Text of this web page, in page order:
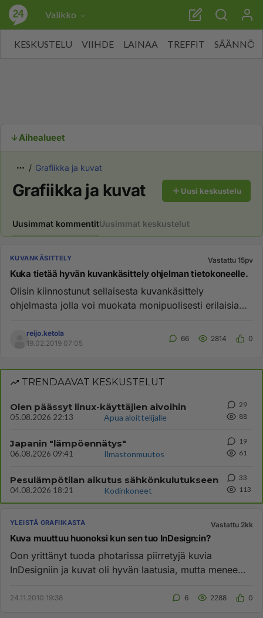
Valikko
KESKUSTELU VIIHDE LAINAA TREFFIT SÄÄNNÖT
Aihealueet
Grafiikka ja kuvat
Grafiikka ja kuvat Uusi keskustelu
Uusimmat kommentitUusimmat keskustelut
KUVANKÄSITTELY Vastattu 15pv
Kuka tietää hyvän kuvankäsittely ohjelman tietokoneelle.
Olisin kiinnostunut sellaisesta kuvankäsittely
ohjelmasta jolla voi muokata monipuolisesti erilaisia
reijo.ketola
19.02.2019 07:05
66 2814 0
TRENDAAVAT KESKUSTELUT
Olen päässyt linux-käyttäjien aivoihin
05.08.2026 22:13 Apua aloittelijalle
29
88
Japanin "lämpöennätys"
06.08.2026 09:41 Ilmastonmuutos
19
61
Pesulämpötilan aikutus sähkönkulutukseen
04.08.2026 18:21 Kodinkoneet
33
113
YLEISTÄ GRAFIIKASTA Vastattu 2kk
Kuva muuttuu huonoksi kun sen tuo InDesign:in?
Oon yrittänyt tuoda photarissa piirretyjä kuvia
InDesigniin ja kuvat oli hyvän laatusia, mutta menee
24.11.2010 19:38 6 2288 0